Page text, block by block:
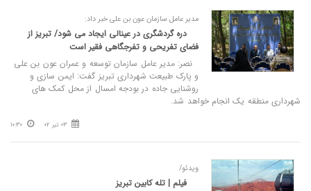
مدیر عامل سازمان عون بن علی خبر داد:
دره گردشگری در عینالی ایجاد می شود/ تبریز از
فضای تفریحی و تفرجگاهی فقیر است
نصر: مدیر عامل سازمان توسعه و عمران عون بن علی
و پارک‌ طبیعت شهرداری تبریز گفت: ایمن سازی و
روشنایی جاده در بودجه امسال از محل کمک های
شهرداری منطقه یک انجام خواهد شد.
03 تیر 02 10:30
ویدئو/
فیلم | تله کابین تبریز